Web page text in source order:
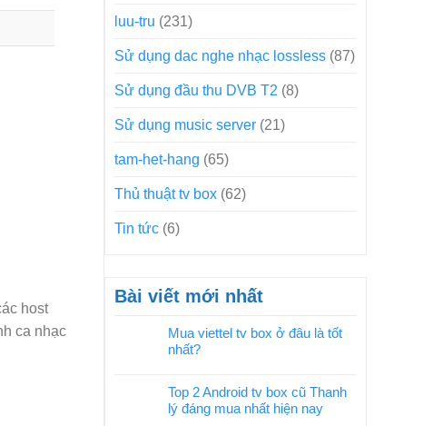
host
ca nhạc
luu-tru (231)
Sử dụng dac nghe nhạc lossless (87)
Sử dụng đầu thu DVB T2 (8)
Sử dụng music server (21)
tam-het-hang (65)
Thủ thuật tv box (62)
Tin tức (6)
Bài viết mới nhất
Mua viettel tv box ở đâu là tốt
nhất?
Top 2 Android tv box cũ Thanh
lý đáng mua nhất hiện nay